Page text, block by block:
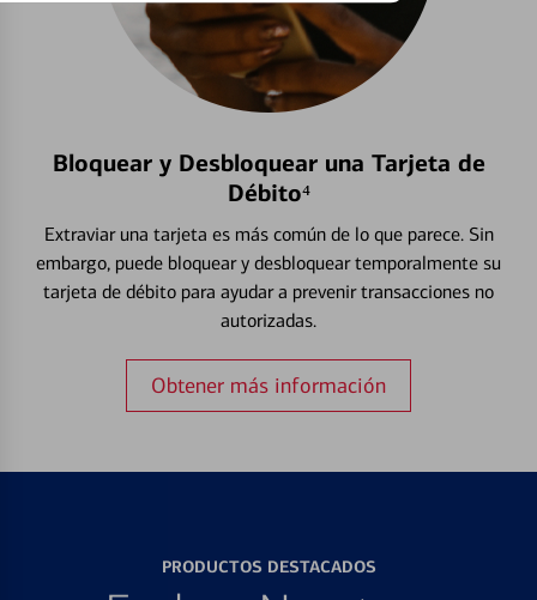
Bloquear y Desbloquear una Tarjeta de
Débito⁴
Extraviar una tarjeta es más común de lo que parece. Sin
embargo, puede bloquear y desbloquear temporalmente su
tarjeta de débito para ayudar a prevenir transacciones no
autorizadas.
Obtener más información
PRODUCTOS DESTACADOS